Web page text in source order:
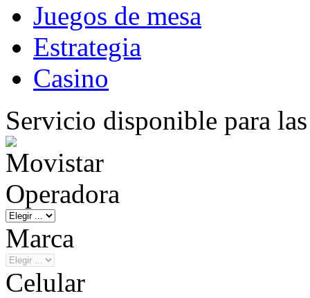
Juegos de mesa
Estrategia
Casino
Servicio disponible para
Operadora
Marca
Celular